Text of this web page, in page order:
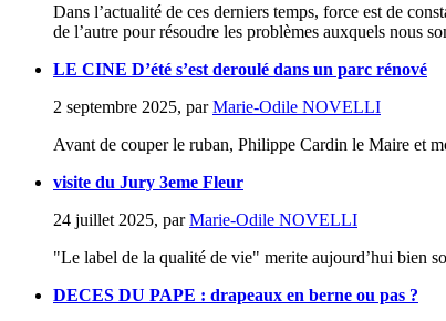
Dans l’actualité de ces derniers temps, force est de
de l’autre pour résoudre les problèmes auxquels nous
LE CINE D’été s’est deroulé dans un parc rénové
2 septembre 2025, parMarie-Odile NOVELLI
Avant de couper le ruban, Philippe Cardin le Maire et
visite du Jury 3eme Fleur
24 juillet 2025, parMarie-Odile NOVELLI
"Le label de la qualité de vie" merite aujourd’hui bien
DECES DU PAPE : drapeaux en berne ou pas ?